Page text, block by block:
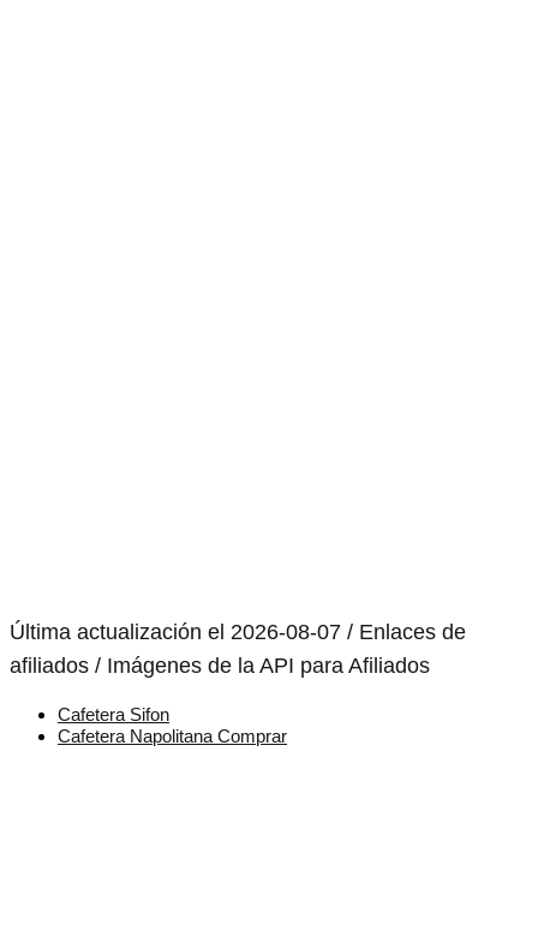
Última actualización el 2026-08-07 / Enlaces de
afiliados / Imágenes de la API para Afiliados
Cafetera Sifon
Cafetera Napolitana Comprar